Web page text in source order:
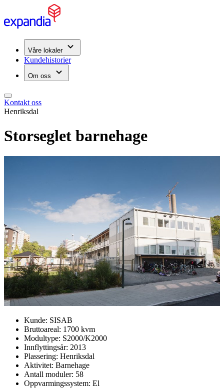
Våre lokaler
Kundehistorier
Om oss
Kontakt oss
Henriksdal
Storseglet barnehage
Kunde: SISAB
Bruttoareal: 1700 kvm
Modultype: S2000/K2000
Innflyttingsår: 2013
Plassering: Henriksdal
Aktivitet: Barnehage
Antall moduler: 58
Oppvarmingssystem: El